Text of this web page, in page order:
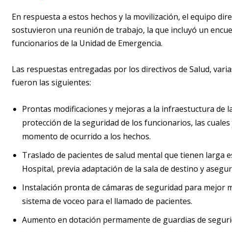
En respuesta a estos hechos y la movilización, el equipo
sostuvieron una reunión de trabajo, la que incluyó un
funcionarios de la Unidad de Emergencia.
Las respuestas entregadas por los directivos de Salud,
fueron las siguientes:
Prontas modificaciones y mejoras a la infraestuctura de
protección de la seguridad de los funcionarios, las
momento de ocurrido a los hechos.
Traslado de pacientes de salud mental que tienen larga
Hospital, previa adaptación de la sala de destino y
Instalación pronta de cámaras de seguridad para mejor
sistema de voceo para el llamado de pacientes.
Aumento en dotación permamente de guardias de